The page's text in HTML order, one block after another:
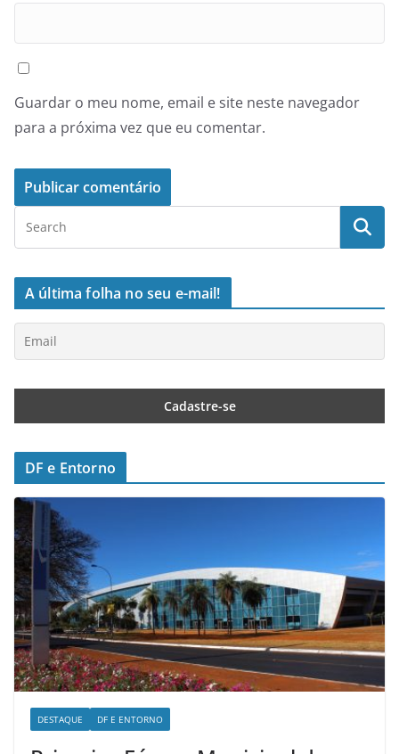
Guardar o meu nome, email e site neste navegador
para a próxima vez que eu comentar.
A última folha no seu e-mail!
DF e Entorno
DESTAQUE DF E ENTORNO